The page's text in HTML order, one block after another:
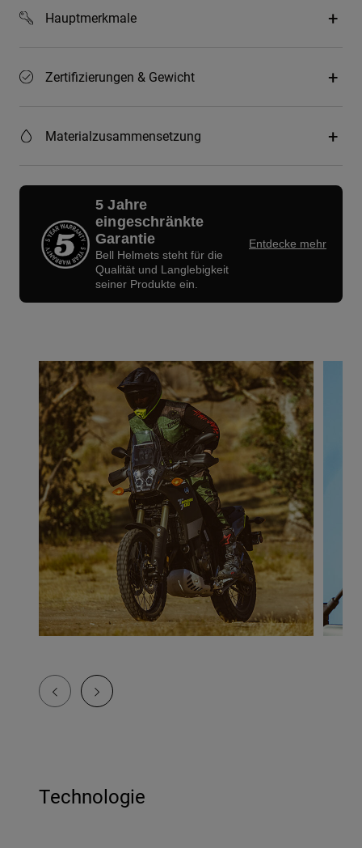
Hauptmerkmale
Zertifizierungen & Gewicht
Materialzusammensetzung
5 Jahre
eingeschränkte
Garantie
Bell Helmets steht für die
Qualität und Langlebigkeit
seiner Produkte ein.
Entdecke mehr
Technologie